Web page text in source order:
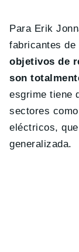
Para Erik
fabricantes de
objetivos de
son
esgrime tiene
sectores
eléctricos,
generalizada.